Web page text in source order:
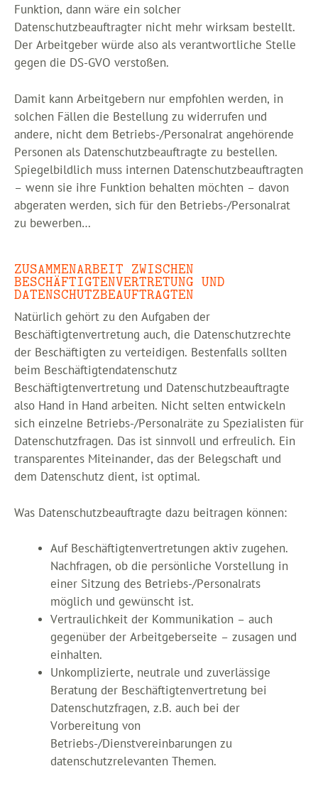
Funktion, dann wäre ein solcher
Datenschutzbeauftragter nicht mehr wirksam bestellt.
Der Arbeitgeber würde also als verantwortliche Stelle
gegen die DS-GVO verstoßen.
Damit kann Arbeitgebern nur empfohlen werden, in
solchen Fällen die Bestellung zu widerrufen und
andere, nicht dem Betriebs-/Personalrat angehörende
Personen als Datenschutzbeauftragte zu bestellen.
Spiegelbildlich muss internen Datenschutzbeauftragten
– wenn sie ihre Funktion behalten möchten – davon
abgeraten werden, sich für den Betriebs-/Personalrat
zu bewerben…
ZUSAMMENARBEIT ZWISCHEN
BESCHÄFTIGTENVERTRETUNG UND
DATENSCHUTZBEAUFTRAGTEN
Natürlich gehört zu den Aufgaben der
Beschäftigtenvertretung auch, die Datenschutzrechte
der Beschäftigten zu verteidigen. Bestenfalls sollten
beim Beschäftigtendatenschutz
Beschäftigtenvertretung und Datenschutzbeauftragte
also Hand in Hand arbeiten. Nicht selten entwickeln
sich einzelne Betriebs-/Personalräte zu Spezialisten für
Datenschutzfragen. Das ist sinnvoll und erfreulich. Ein
transparentes Miteinander, das der Belegschaft und
dem Datenschutz dient, ist optimal.
Was Datenschutzbeauftragte dazu beitragen können:
Auf Beschäftigtenvertretungen aktiv zugehen.
Nachfragen, ob die persönliche Vorstellung in
einer Sitzung des Betriebs-/Personalrats
möglich und gewünscht ist.
Vertraulichkeit der Kommunikation – auch
gegenüber der Arbeitgeberseite – zusagen und
einhalten.
Unkomplizierte, neutrale und zuverlässige
Beratung der Beschäftigtenvertretung bei
Datenschutzfragen, z.B. auch bei der
Vorbereitung von
Betriebs-/Dienstvereinbarungen zu
datenschutzrelevanten Themen.